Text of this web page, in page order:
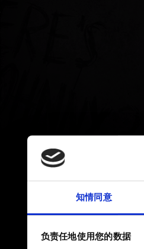
知情同意
负责任地使用您的数据